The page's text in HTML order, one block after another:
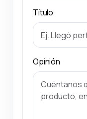
Título
Opinión